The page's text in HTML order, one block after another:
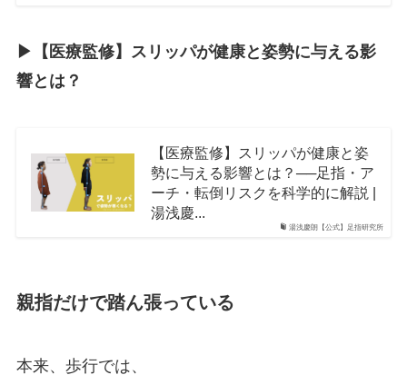
▶︎【医療監修】スリッパが健康と姿勢に与える影
響とは？
湯浅慶朗【公式】足指研究所
【医療監修】スリッパが健康と姿
勢に与える影響とは？──足指・ア
ーチ・転倒リスクを科学的に解説 |
湯浅慶...
親指だけで踏ん張っている
本来、歩行では、